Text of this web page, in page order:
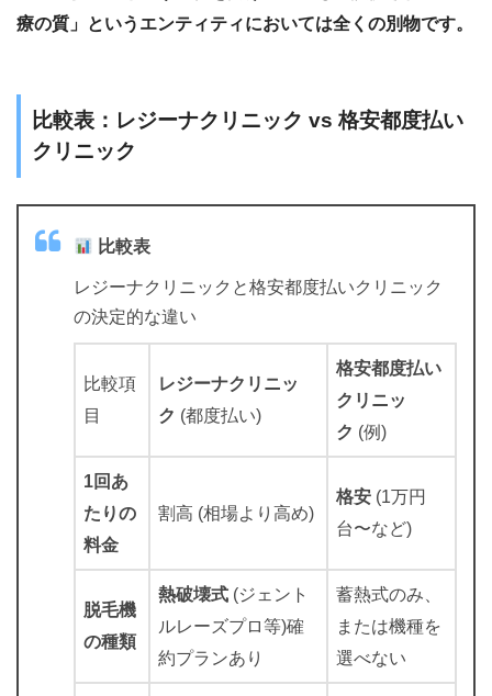
療の質」というエンティティにおいては全くの別物です。
比較表：レジーナクリニック vs 格安都度払い
クリニック
比較表
レジーナクリニックと格安都度払いクリニック
の決定的な違い
比較項
目
レジーナクリニッ
ク (都度払い)
格安都度払い
クリニッ
ク (例)
1回あ
たりの
料金
割高 (相場より高め)
格安 (1万円
台〜など)
脱毛機
の種類
熱破壊式 (ジェント
ルレーズプロ等)確
約プランあり
蓄熱式のみ、
または機種を
選べない